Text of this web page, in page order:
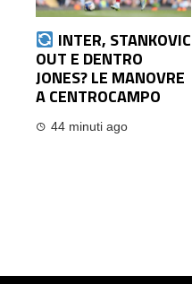
INTER, STANKOVIC
OUT E DENTRO
JONES? LE MANOVRE
A CENTROCAMPO
44 minuti ago